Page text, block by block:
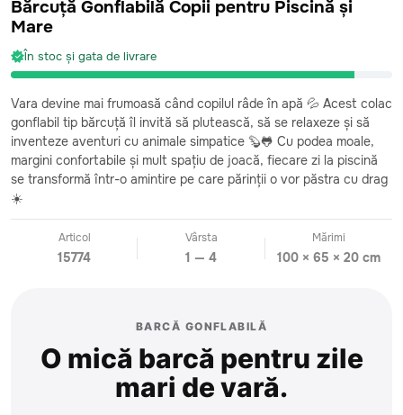
Bărcuță Gonflabilă Copii pentru Piscină și
Mare
În stoc și gata de livrare
Vara devine mai frumoasă când copilul râde în apă 💦 Acest colac
gonflabil tip bărcuță îl invită să plutească, să se relaxeze și să
inventeze aventuri cu animale simpatice 🦫🐸 Cu podea moale,
margini confortabile și mult spațiu de joacă, fiecare zi la piscină
se transformă într-o amintire pe care părinții o vor păstra cu drag
☀️
Articol
15774
Vârsta
1 — 4
Mărimi
100 × 65 × 20 cm
BARCĂ GONFLABILĂ
O mică barcă pentru zile
mari de vară.